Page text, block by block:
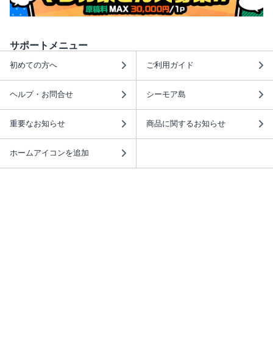
サポートメニュー
初めての方へ ご利用ガイド
ヘルプ・お問合せ シーモア島
重要なお知らせ 商品に関するお知らせ
ホームアイコンを追加